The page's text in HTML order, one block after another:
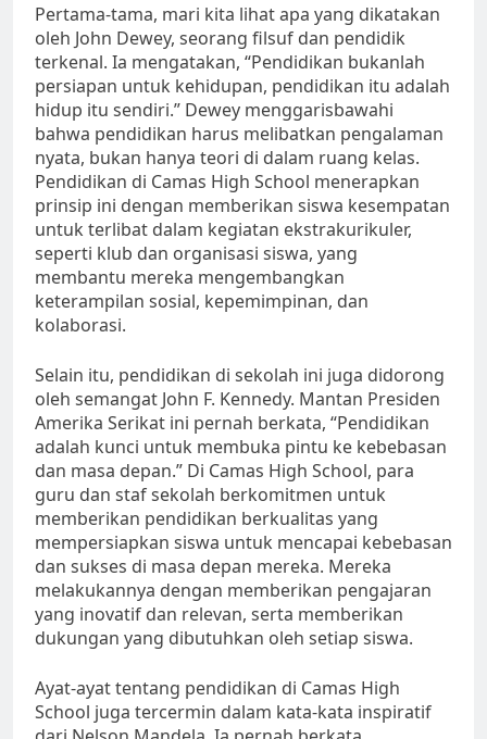
Pertama-tama, mari kita lihat apa yang dikatakan
oleh John Dewey, seorang filsuf dan pendidik
terkenal. Ia mengatakan, “Pendidikan bukanlah
persiapan untuk kehidupan, pendidikan itu adalah
hidup itu sendiri.” Dewey menggarisbawahi
bahwa pendidikan harus melibatkan pengalaman
nyata, bukan hanya teori di dalam ruang kelas.
Pendidikan di Camas High School menerapkan
prinsip ini dengan memberikan siswa kesempatan
untuk terlibat dalam kegiatan ekstrakurikuler,
seperti klub dan organisasi siswa, yang
membantu mereka mengembangkan
keterampilan sosial, kepemimpinan, dan
kolaborasi.
Selain itu, pendidikan di sekolah ini juga didorong
oleh semangat John F. Kennedy. Mantan Presiden
Amerika Serikat ini pernah berkata, “Pendidikan
adalah kunci untuk membuka pintu ke kebebasan
dan masa depan.” Di Camas High School, para
guru dan staf sekolah berkomitmen untuk
memberikan pendidikan berkualitas yang
mempersiapkan siswa untuk mencapai kebebasan
dan sukses di masa depan mereka. Mereka
melakukannya dengan memberikan pengajaran
yang inovatif dan relevan, serta memberikan
dukungan yang dibutuhkan oleh setiap siswa.
Ayat-ayat tentang pendidikan di Camas High
School juga tercermin dalam kata-kata inspiratif